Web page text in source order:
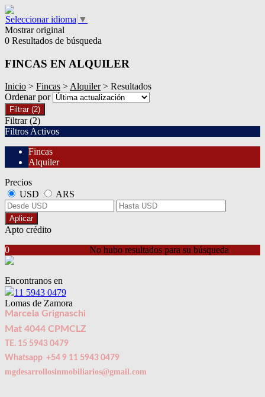
Seleccionar idioma ▼
Mostrar original
0 Resultados de búsqueda
FINCAS EN ALQUILER
Inicio > Fincas >Alquiler> Resultados
Ordenar por
Filtrar (2)
Filtrar (2)
Filtros Activos
Fincas
Alquiler
Precios
USD
ARS
Aplicar
Apto crédito
No hubo resultados para su búsqueda
0
Encontranos en
11 5943 0479
Lomas de Zamora
Marcela Grignaschi
Mat 4044 CPMCLZ
TE. 15 5943 0479
Whatsapp +54 9 11 5943 0479
mgdesarrollosinmobiliarios@gmail.com